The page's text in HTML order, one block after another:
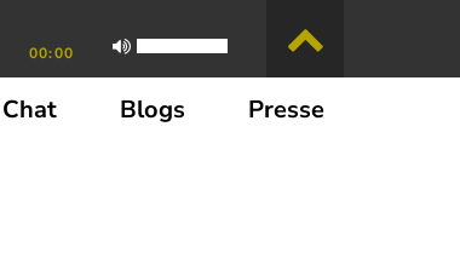
00:00
Blogs Presse